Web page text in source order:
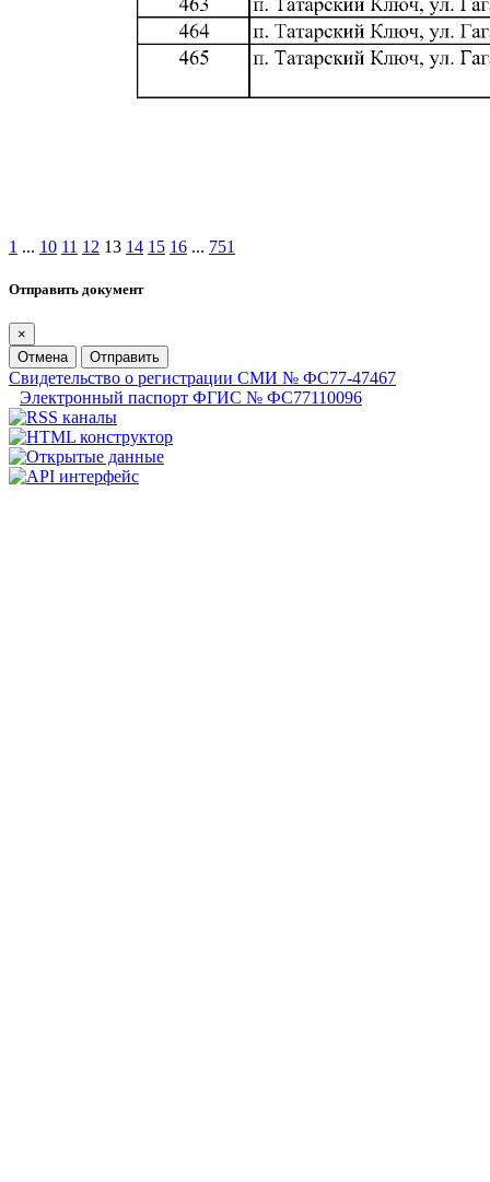
1 ... 10 11 12 13 14 15 16 ... 751
Отправить документ
×
Отмена
Отправить
Свидетельство о регистрации СМИ № ФС77-47467
Электронный паспорт ФГИС № ФС77110096